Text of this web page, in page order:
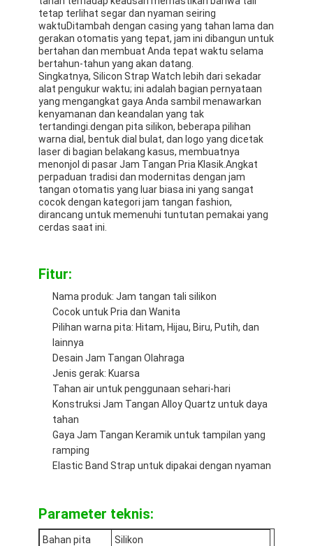
Tur Pabrik
Kontrol kualitas
Hubungi Kami
Berita
Kasus
Blog
Jam Tangan Kuarsa
Jam tangan dengan tali stainless steel
Jam tangan dengan tali silikon
Lady Kuarsa Jam
Pria Kuarsa Watch
Jam tangan quartz ringan
Jam Tangan Olahraga Digital
Jam Tangan Anak-anak
Watch Spare Parts
tetap terlihat segar dan nyaman seiring
waktuDitambah dengan casing yang tahan lama dan
gerakan otomatis yang tepat, jam ini dibangun untuk
bertahan dan membuat Anda tepat waktu selama
bertahun-tahun yang akan datang.
Singkatnya, Silicon Strap Watch lebih dari sekadar
alat pengukur waktu; ini adalah bagian pernyataan
yang mengangkat gaya Anda sambil menawarkan
kenyamanan dan keandalan yang tak
tertandingi.dengan pita silikon, beberapa pilihan
warna dial, bentuk dial bulat, dan logo yang dicetak
laser di bagian belakang kasus, membuatnya
menonjol di pasar Jam Tangan Pria Klasik.Angkat
perpaduan tradisi dan modernitas dengan jam
tangan otomatis yang luar biasa ini yang sangat
cocok dengan kategori jam tangan fashion,
dirancang untuk memenuhi tuntutan pemakai yang
cerdas saat ini.
Fitur:
Nama produk: Jam tangan tali silikon
Cocok untuk Pria dan Wanita
Pilihan warna pita: Hitam, Hijau, Biru, Putih, dan
lainnya
Desain Jam Tangan Olahraga
Jenis gerak: Kuarsa
Tahan air untuk penggunaan sehari-hari
Konstruksi Jam Tangan Alloy Quartz untuk daya
tahan
Gaya Jam Tangan Keramik untuk tampilan yang
ramping
Elastic Band Strap untuk dipakai dengan nyaman
Parameter teknis:
Bahan pita
Silikon